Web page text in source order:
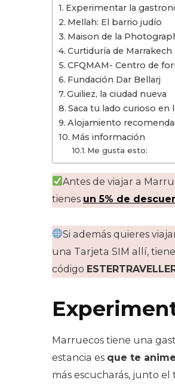
Experimentar la
Mellah: El barrio judío
Maison de la
Curtiduría de Marrakech
CFQMAM- Centro de
Fundación Dar Bellarj
Guiliez, la ciudad nueva
Saca tu lado curioso en
Alojamiento
Más información
Me gusta esto:
Antes de viajar a
tienes un 5% de
Si además quieres
una Tarjeta SIM allí,
código
Marruecos tiene una
estancia es que te
más escucharás, junto